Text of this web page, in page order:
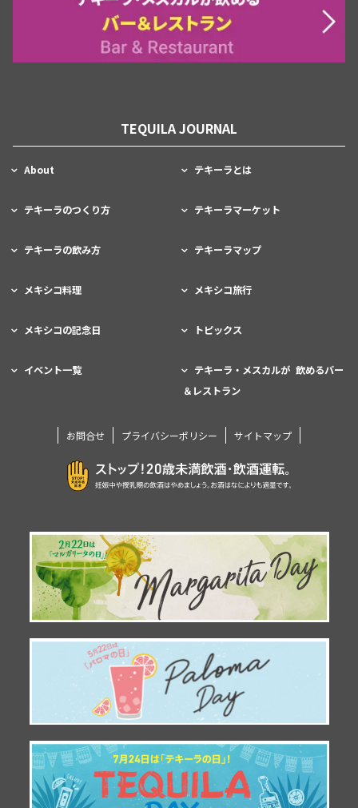
TEQUILA JOURNAL
About テキーラとは
テキーラのつくり方 テキーラマーケット
テキーラの飲み方 テキーラマップ
メキシコ料理 メキシコ旅行
メキシコの記念日 トピックス
イベント一覧
テキーラ・メスカルが 飲めるバー
＆レストラン
お問合せ プライバシーポリシー サイトマップ